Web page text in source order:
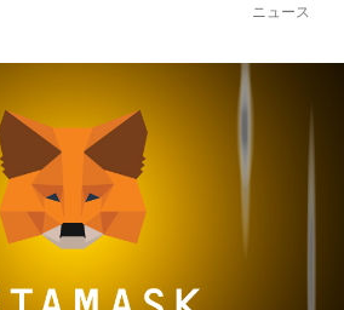
ニュース